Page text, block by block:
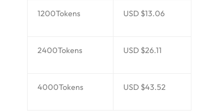
1200Tokens USD $13.06
2400Tokens USD $26.11
4000Tokens USD $43.52